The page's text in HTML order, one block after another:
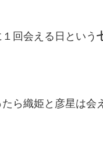
回会える日という
ら織姫と彦星は会